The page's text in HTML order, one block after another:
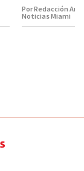
Por Redacción
Noticias Miami